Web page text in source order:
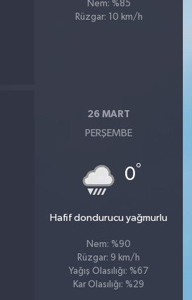
Nem: %85
Rüzgar: 10 km/h
26 MART
PERŞEMBE
0°
Hafif dondurucu yağmurlu
Nem: %90
Rüzgar: 9 km/h
Yağış Olasılığı: %67
Kar Olasılığı: %29